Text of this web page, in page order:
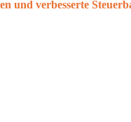
und verbesserte